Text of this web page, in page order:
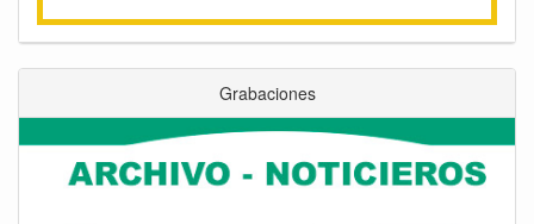
Grabaciones